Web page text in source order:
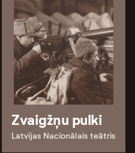
Zvaigžņu pulki
Latvijas Nacionālais teātris